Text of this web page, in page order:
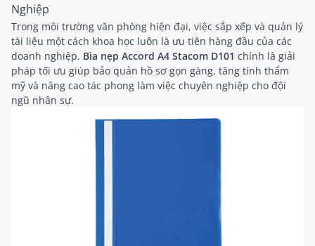
Nghiệp
Trong môi trường văn phòng hiện đại, việc sắp xếp và quản lý
tài liệu một cách khoa học luôn là ưu tiên hàng đầu của các
doanh nghiệp. Bìa nẹp Accord A4 Stacom D101 chính là giải
pháp tối ưu giúp bảo quản hồ sơ gọn gàng, tăng tính thẩm
mỹ và nâng cao tác phong làm việc chuyên nghiệp cho đội
ngũ nhân sự.